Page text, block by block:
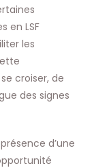
en LSF
les
croiser, de
des signes
d’une